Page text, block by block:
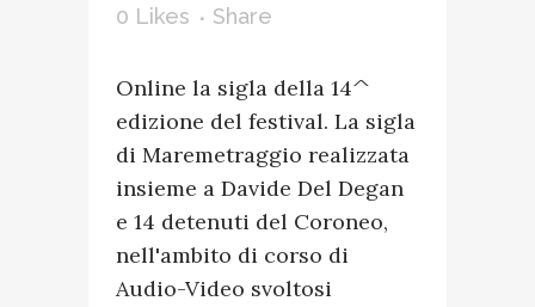
0 Likes Share
Online la sigla della 14^
edizione del festival. La sigla
di Maremetraggio realizzata
insieme a Davide Del Degan
e 14 detenuti del Coroneo,
nell'ambito di corso di
Audio-Video svoltosi